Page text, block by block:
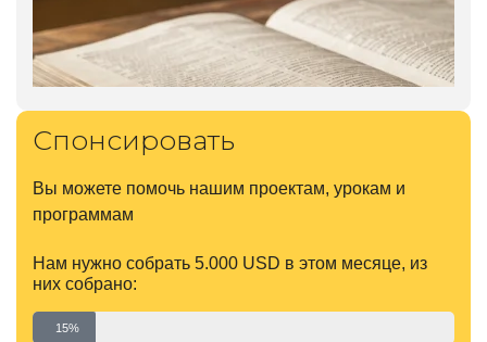
Спонсировать
Вы можете помочь нашим проектам, урокам и
программам
Нам нужно собрать 5.000 USD в этом месяце, из
них собрано:
15%